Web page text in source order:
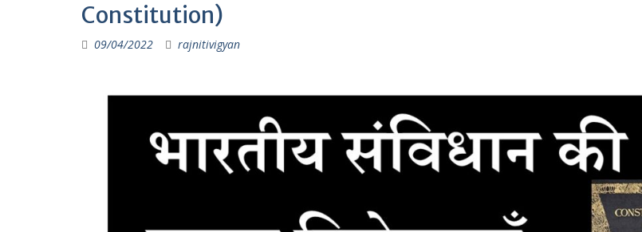
Constitution)
09/04/2022 rajnitivigyan